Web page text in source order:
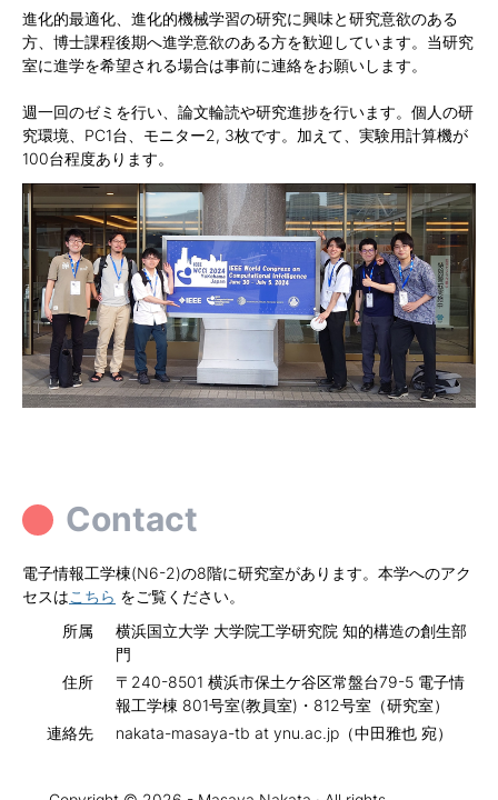
進化的最適化、進化的機械学習の研究に興味と研究意欲のある
方、博士課程後期へ進学意欲のある方を歓迎しています。当研究
室に進学を希望される場合は事前に連絡をお願いします。
週一回のゼミを行い、論文輪読や研究進捗を行います。個人の研
究環境、PC1台、モニター2, 3枚です。加えて、実験用計算機が
100台程度あります。
Contact
電子情報工学棟(N6-2)の8階に研究室があります。本学へのアク
セスはこちら をご覧ください。
所属
横浜国立大学 大学院工学研究院 知的構造の創生部
門
住所
〒240-8501 横浜市保土ケ谷区常盤台79-5 電子情
報工学棟 801号室(教員室)・812号室（研究室）
連絡先
nakata-masaya-tb at ynu.ac.jp（中田雅也 宛）